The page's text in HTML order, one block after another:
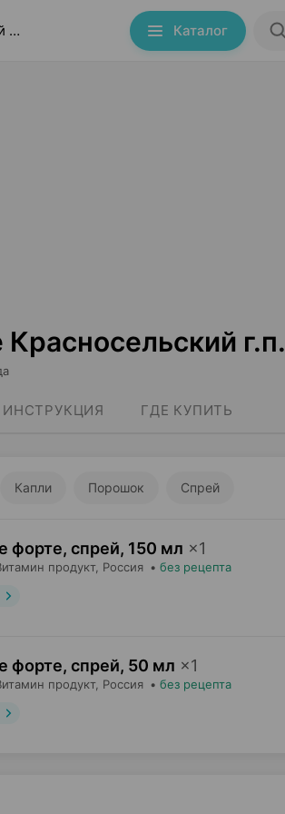
Красносельский г.п. Каталог
г.п.
ИНСТРУКЦИЯ ГДЕ КУПИТЬ
Капли Порошок Спрей
форте, спрей, 150 мл ×1
продукт, Россия • без рецепта
форте, спрей, 50 мл ×1
продукт, Россия • без рецепта